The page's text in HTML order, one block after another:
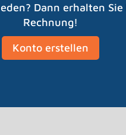
Dann erhalten Sie
Rechnung!
Konto erstellen